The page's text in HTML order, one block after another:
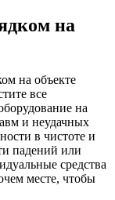
на
на объекте
все
на
и неудачных
в чистоте и
падений или
средства
месте, чтобы